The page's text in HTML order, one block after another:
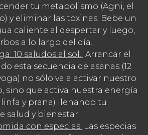
tu metabolismo (Agni, el
y eliminar las toxinas. Bebe un
caliente al despertar y luego,
a lo largo del día.
10 saludos al sol. Arrancar el
esta secuencia de asanas (12
no sólo va a activar nuestro
sino que activa nuestra energía
y prana) llenando tu
salud y bienestar.
con especias: Las especias